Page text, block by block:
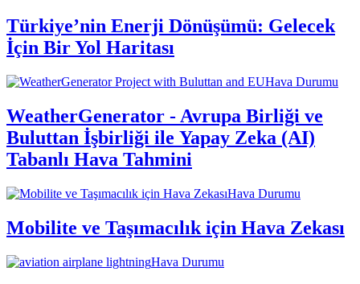
Türkiye’nin Enerji Dönüşümü: Gelecek
İçin Bir Yol Haritası
Hava Durumu
WeatherGenerator - Avrupa Birliği ve
Buluttan İşbirliği ile Yapay Zeka (AI)
Tabanlı Hava Tahmini
Hava Durumu
Mobilite ve Taşımacılık için Hava Zekası
Hava Durumu